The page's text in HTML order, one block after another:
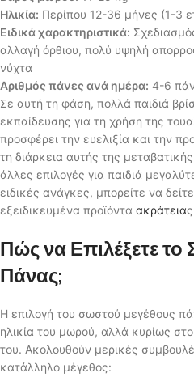
Ηλικία: Περίπου 12-36 μήνες (1-3
Ειδικά χαρακτηριστικά:
αλλαγή όρθιου, πολύ υψηλή
νύχτα
Αριθμός πάνες ανά ημέρα: 4-6
Σε αυτή τη φάση, πολλά παιδιά
εκπαίδευσης για τη χρήση της
προσφέρει την ευελιξία και την
τη διάρκεια αυτής της
άλλες επιλογές για παιδιά
ειδικές ανάγκες, μπορείτε να
εξειδικευμένα προϊόντα ακράτεια
Πώς να Επιλέξετε
Πάνας;
Η επιλογή του σωστού μεγέθους
ηλικία του μωρού, αλλά κυρίως
του. Ακολουθούν μερικές
κατάλληλο μέγεθος: